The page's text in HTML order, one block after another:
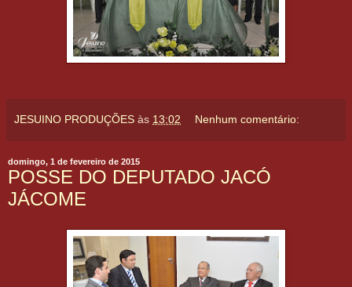
JESUINO PRODUÇÕES às 13:02 Nenhum comentário:
domingo, 1 de fevereiro de 2015
POSSE DO DEPUTADO JACÓ
JÁCOME